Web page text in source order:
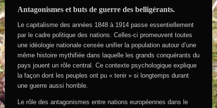
Antagonismes et buts de guerre des belligérants.
Le capitalisme des années 1848 à 1914 passe essentiellement
par le cadre politique des nations. Celles-ci promeuvent toutes
une idéologie nationale censée unifier la population autour d’une
même histoire mythifiée dans laquelle les grands conquérants du
pays jouent un rôle central. Ce contexte psychologique explique
la façon dont les peuples ont pu « tenir » si longtemps durant
une guerre aussi horrible.
Le rôle des antagonismes entre nations européennes dans le